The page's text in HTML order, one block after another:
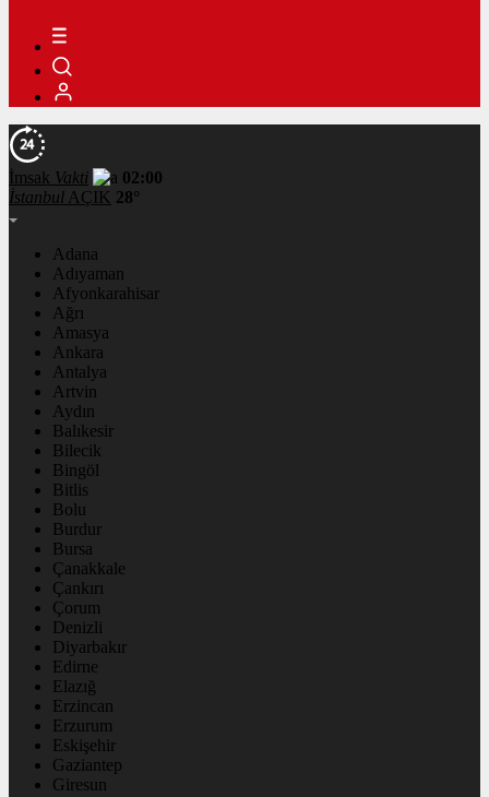
İmsak Vakti
02:00
İstanbul AÇIK 28°
Adana
Adıyaman
Afyonkarahisar
Ağrı
Amasya
Ankara
Antalya
Artvin
Aydın
Balıkesir
Bilecik
Bingöl
Bitlis
Bolu
Burdur
Bursa
Çanakkale
Çankırı
Çorum
Denizli
Diyarbakır
Edirne
Elazığ
Erzincan
Erzurum
Eskişehir
Gaziantep
Giresun